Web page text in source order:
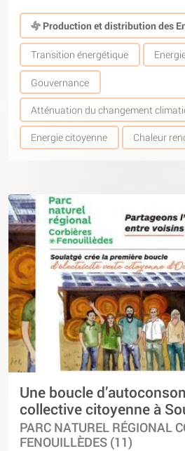
Production et distribution des
Transition énergétique
Gouvernance
Atténuation du changement
Energie citoyenne Chaleur
Une boucle
collective citoyenne à
PARC NATUREL RÉGIONAL
FENOUILLÈDES (11)